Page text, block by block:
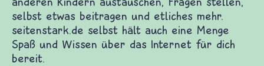
selbst etwas beitragen und etliches mehr.
seitenstark.de selbst hält auch eine Menge
Spaß und Wissen über das Internet für dich
bereit.